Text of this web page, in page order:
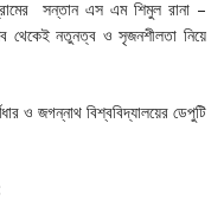
সন্তান এস এম শিমুল রানা –
থেকেই নতুনত্ব ও সৃজনশীলতা নিয়ে
ও জগন্নাথ বিশ্ববিদ্যালয়ের ডেপুটি